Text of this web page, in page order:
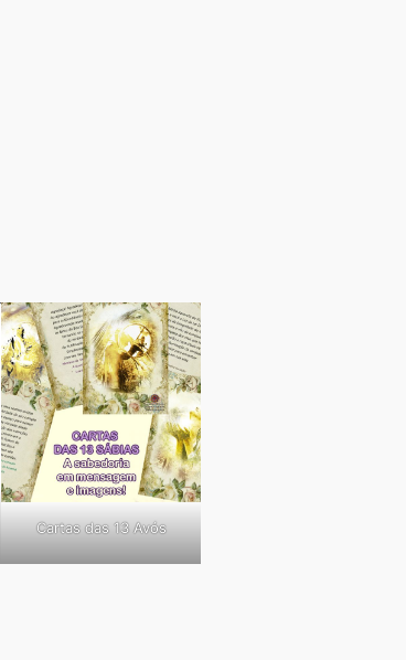
Cartas das 13 Avós